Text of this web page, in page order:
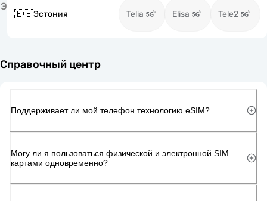
Э
🇪🇪Эстония Telia Elisa Tele2
Справочный центр
Поддерживает ли мой телефон технологию eSIM?
Могу ли я пользоваться физической и электронной SIM
картами одновременно?